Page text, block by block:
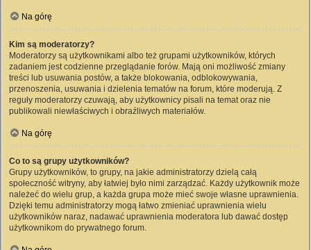
Na górę
Kim są moderatorzy?
Moderatorzy są użytkownikami albo też grupami użytkowników, których
zadaniem jest codzienne przeglądanie forów. Mają oni możliwość zmiany
treści lub usuwania postów, a także blokowania, odblokowywania,
przenoszenia, usuwania i dzielenia tematów na forum, które moderują. Z
reguły moderatorzy czuwają, aby użytkownicy pisali na temat oraz nie
publikowali niewłaściwych i obraźliwych materiałów.
Na górę
Co to są grupy użytkowników?
Grupy użytkowników, to grupy, na jakie administratorzy dzielą całą
społeczność witryny, aby łatwiej było nimi zarządzać. Każdy użytkownik może
należeć do wielu grup, a każda grupa może mieć swoje własne uprawnienia.
Dzięki temu administratorzy mogą łatwo zmieniać uprawnienia wielu
użytkowników naraz, nadawać uprawnienia moderatora lub dawać dostęp
użytkownikom do prywatnego forum.